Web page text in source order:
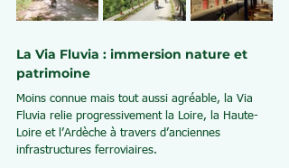
La Via Fluvia : immersion nature et
patrimoine
Moins connue mais tout aussi agréable, la Via
Fluvia relie progressivement la Loire, la Haute-
Loire et l’Ardèche à travers d’anciennes
infrastructures ferroviaires.